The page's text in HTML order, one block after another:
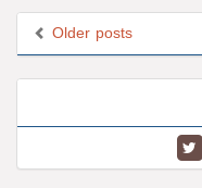
Older posts